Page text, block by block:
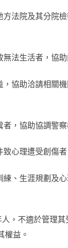
法院及其分院
法生活者，協
協助洽請相關
，協助協調警
心理遭受創傷
、生涯規劃及
，不適於管理
權益。